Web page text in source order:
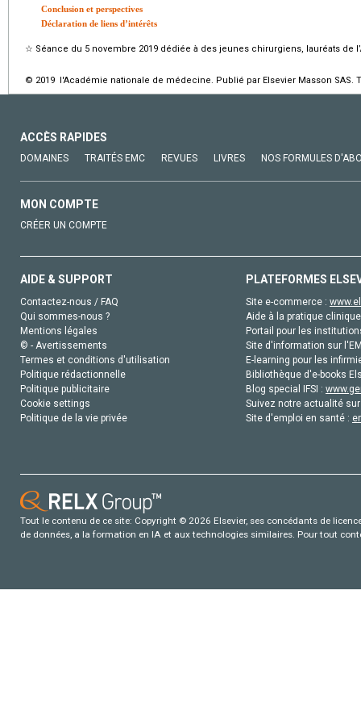
Conclusion et perspectives
Déclaration de liens d’intérêts
☆ Séance du 5 novembre 2019 dédiée à des jeunes chirurgiens, lauréats de
© 2019 l'Académie nationale de médecine. Publié par Elsevier Masson SAS.
ACCÈS RAPIDES
DOMAINES TRAITÉS EMC REVUES LIVRES NOS FORMULES
MON COMPTE
CRÉER UN COMPTE
AIDE & SUPPORT
Contactez-nous / FAQ
Qui sommes-nous ?
Mentions légales
© - Avertissements
Termes et conditions d'utilisation
Politique rédactionnelle
Politique publicitaire
Cookie settings
Politique de la vie privée
PLATEFORMES
Site e-commerce :
Aide à la pratique
Portail pour les
Site d'information sur
E-learning pour les
Bibliothèque d'e-books
Blog special IFSI :
Suivez notre actualité
Site d'emploi en santé :
Tout le contenu de ce site: Copyright © 2026 Elsevier, ses concédants de
de données, a la formation en IA et aux technologies similaires. Pour tout